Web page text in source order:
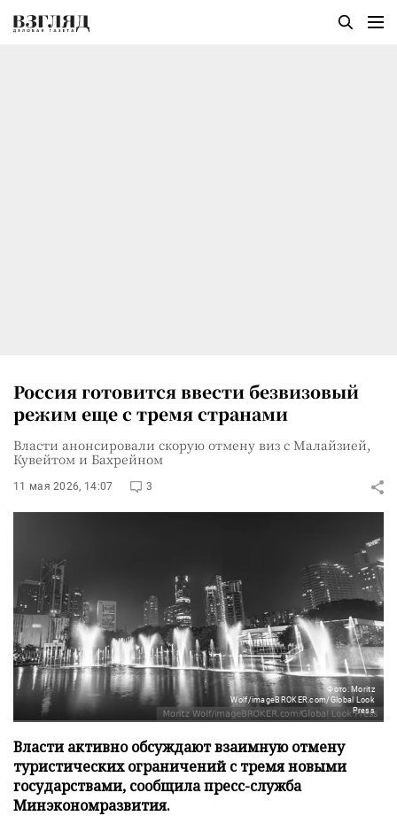
Россия готовится ввести безвизовый
режим еще с тремя странами
Власти анонсировали скорую отмену виз с Малайзией,
Кувейтом и Бахрейном
11 мая 2026, 14:07 3
Фото: Moritz
Wolf/imageBROKER.com/Global Look
Press
Власти активно обсуждают взаимную отмену
туристических ограничений с тремя новыми
государствами, сообщила пресс-служба
Минэкономразвития.